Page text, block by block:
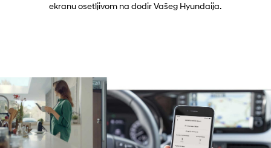
ekranu osetljivom na dodir Vašeg Hyundaija.